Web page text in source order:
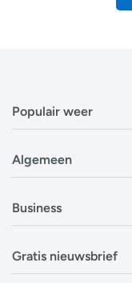
Populair weer
Weerbericht Brussel
Weerbericht
Alle locaties in België
Alle locaties in
Algemeen
Privacyverklaring
Disclaimer
Business
Overheden
Gratis nieuwsbrief